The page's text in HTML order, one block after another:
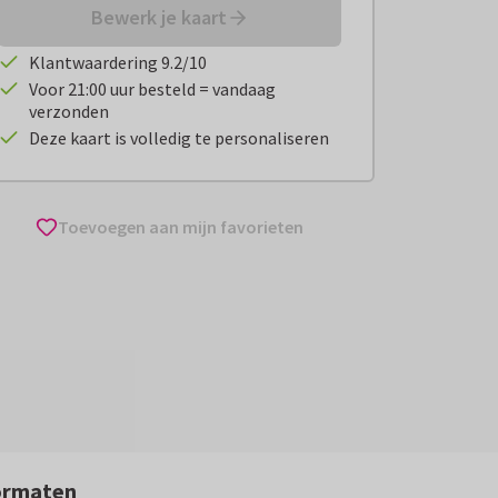
Bewerk je kaart
Klantwaardering 9.2/10
Voor 21:00 uur besteld = vandaag
verzonden
Deze kaart is volledig te personaliseren
Toevoegen aan mijn favorieten